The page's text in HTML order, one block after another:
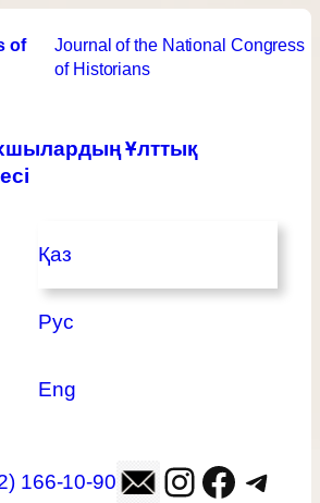
of
Journal of the National Congress
of Historians
Ұлттық
Қаз
Рус
Eng
166-10-90 Instagram Facebook Telegram